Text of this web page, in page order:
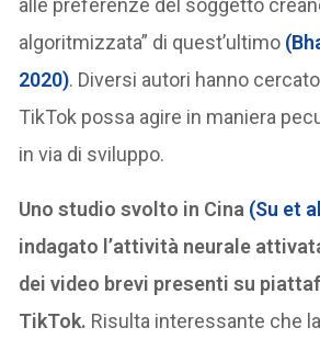
alle preferenze del soggetto
algoritmizzata” di quest’ultimo
2020). Diversi autori hanno
TikTok possa agire in maniera
in via di sviluppo.
Uno studio svolto in Cina (Su et
indagato l’attività neurale
dei video brevi presenti su
TikTok. Risulta interessante che